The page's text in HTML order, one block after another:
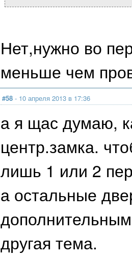
Нет,нужно во
меньше чем
#58 - 10 апреля 2013 в 17:36
а я щас думаю,
центр.замка.
лишь 1 или 2
а остальные
другая тема.